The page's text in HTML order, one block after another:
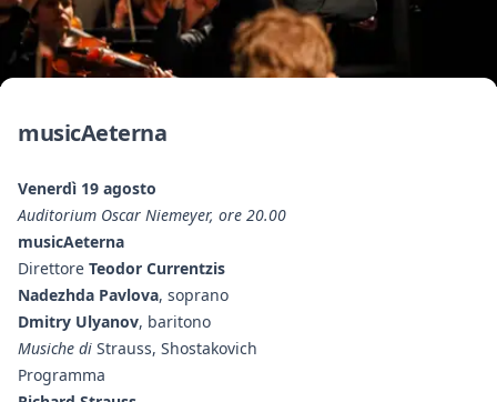
musicAeterna
Venerdì 19 agosto
Auditorium Oscar Niemeyer, ore 20.00
musicAeterna
Direttore Teodor Currentzis
Nadezhda Pavlova, soprano
Dmitry Ulyanov, baritono
Musiche di Strauss, Shostakovich
Programma